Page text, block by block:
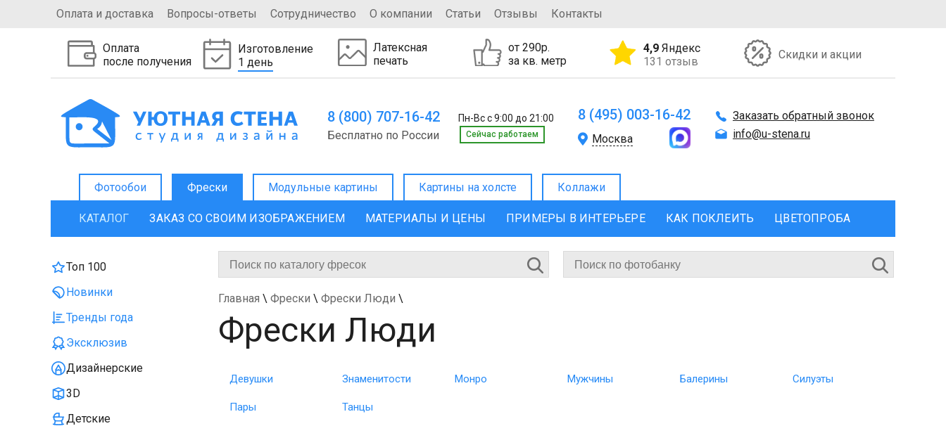
Оплата и доставка Вопросы-ответы Сотрудничество О компании Статьи Отзывы Контакты
Оплата
после получения
Изготовление
1 день
Латексная
печать
от 290р.
за кв. метр
4,9 Яндекс
131 отзыв
Скидки и акции
8 (800) 707-16-42 Пн-Вс с 9:00 до 21:00
Бесплатно по России Cейчас работаем
8 (495) 003-16-42
Москва
Заказать обратный звонок
info@u-stena.ru
Фотообои Фрески Модульные картины Картины на холсте Коллажи
КАТАЛОГ ЗАКАЗ СО СВОИМ ИЗОБРАЖЕНИЕМ МАТЕРИАЛЫ И ЦЕНЫ ПРИМЕРЫ В ИНТЕРЬЕРЕ КАК ПОКЛЕИТЬ ЦВЕТОПРОБА
Топ 100
Новинки
Тренды года
Эксклюзив
Дизайнерские
3D
Детские
Главная \ Фрески \ Фрески Люди \
Фрески Люди
Девушки Знаменитости Монро Мужчины Балерины Силуэты
Пары Танцы